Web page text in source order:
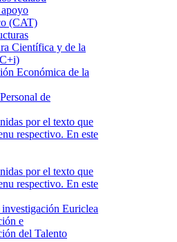
(CAT)
Científica y de la
Económica de la
de
Euriclea
e
del Talento